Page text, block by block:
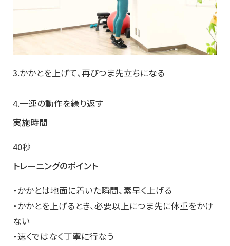
3.かかとを上げて、再びつま先立ちになる
4.一連の動作を繰り返す
実施時間
40秒
トレーニングのポイント
・かかとは地面に着いた瞬間、素早く上げる
・かかとを上げるとき、必要以上につま先に体重をかけ
ない
・速くではなく丁寧に行なう